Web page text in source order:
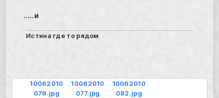
.....и
Истина где то рядом
10062010
076.jpg
10062010
077.jpg
10062010
082.jpg